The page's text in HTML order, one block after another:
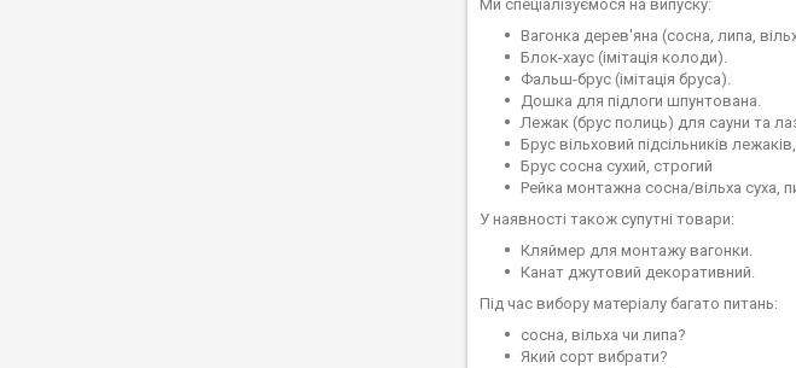
Ми спеціалізуємося на випуску:
Вагонка дерев'яна (сосна, липа,
Блок-хаус (імітація колоди).
Фальш-брус (імітація бруса).
Дошка для підлоги шпунтована.
Лежак (брус полиць) для сауни та
Брус вільховий підсільників
Брус сосна сухий, строгий
Рейка монтажна сосна/вільха суха,
У наявності також супутні товари:
Кляймер для монтажу вагонки.
Канат джутовий декоративний.
Під час вибору матеріалу багато питань:
сосна, вільха чи липа?
Який сорт вибрати?